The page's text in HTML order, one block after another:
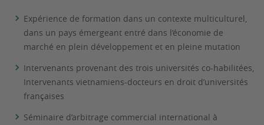
Expérience de formation dans un contexte multiculturel,
dans un pays émergeant entré dans l’économie de
marché en plein développement et en pleine mutation
Intervenants provenant des trois universités co-habilitées,
Intervenants vietnamiens-docteurs en droit d’universités
françaises
Séminaire d’arbitrage commercial international à